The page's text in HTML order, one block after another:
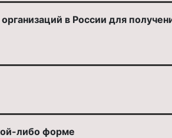
в России для
либо форме